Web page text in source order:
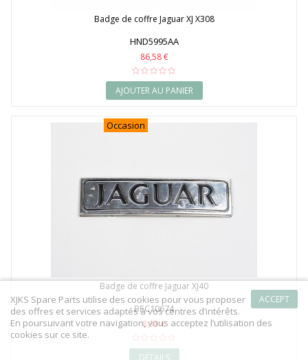
Badge de coffre Jaguar XJ X308
HND5995AA
86,58 €
AJOUTER AU PANIER
Occasion
Badge de coffre Jaguar XJ40
BEC10674
8,33 €
DÉTAILS
ACCEPT
XJKS Spare Parts utilise des cookies pour vous proposer
des offres et services adaptés à vos centres d’intérêts.
En poursuivant votre navigation, vous acceptez l’utilisation des
cookies sur ce site.